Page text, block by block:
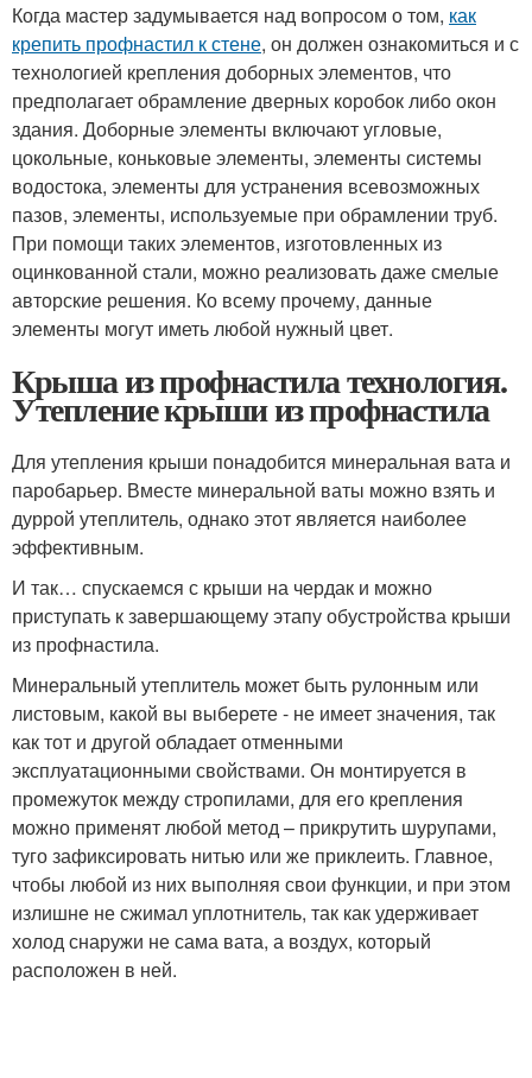
Когда мастер задумывается над вопросом о том, как
крепить профнастил к стене, он должен ознакомиться и с
технологией крепления доборных элементов, что
предполагает обрамление дверных коробок либо окон
здания. Доборные элементы включают угловые,
цокольные, коньковые элементы, элементы системы
водостока, элементы для устранения всевозможных
пазов, элементы, используемые при обрамлении труб.
При помощи таких элементов, изготовленных из
оцинкованной стали, можно реализовать даже смелые
авторские решения. Ко всему прочему, данные
элементы могут иметь любой нужный цвет.
Крыша из профнастила технология.
Утепление крыши из профнастила
Для утепления крыши понадобится минеральная вата и
паробарьер. Вместе минеральной ваты можно взять и
дуррой утеплитель, однако этот является наиболее
эффективным.
И так… спускаемся с крыши на чердак и можно
приступать к завершающему этапу обустройства крыши
из профнастила.
Минеральный утеплитель может быть рулонным или
листовым, какой вы выберете - не имеет значения, так
как тот и другой обладает отменными
эксплуатационными свойствами. Он монтируется в
промежуток между стропилами, для его крепления
можно применят любой метод – прикрутить шурупами,
туго зафиксировать нитью или же приклеить. Главное,
чтобы любой из них выполняя свои функции, и при этом
излишне не сжимал уплотнитель, так как удерживает
холод снаружи не сама вата, а воздух, который
расположен в ней.